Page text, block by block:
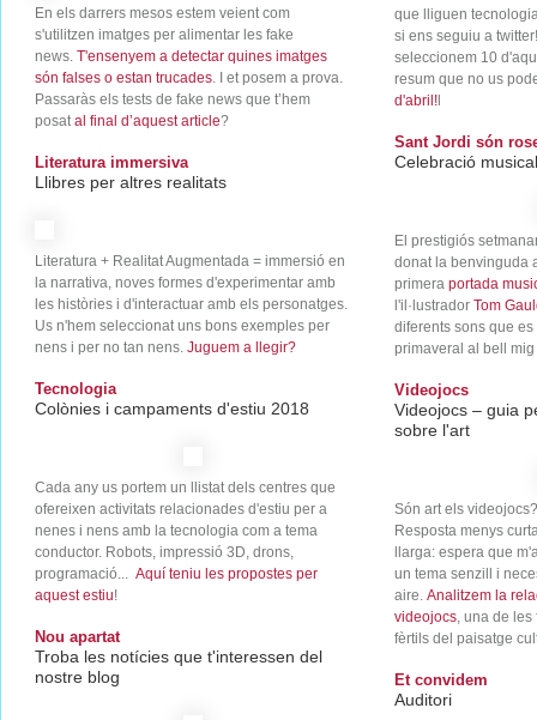
En els darrers mesos estem veient com
s'utilitzen imatges per alimentar les fake
news. T'ensenyem a detectar quines imatges
són falses o estan trucades. I et posem a prova.
Passaràs els tests de fake news que t’hem
posatal final d’aquest article?
Literatura immersiva
Llibres per altres realitats
Literatura + Realitat Augmentada = immersió en
la narrativa, noves formes d'experimentar amb
les històries i d'interactuar amb els personatges.
Us n'hem seleccionat uns bons exemples per
nens i per no tan nens. Juguem a llegir?
Tecnologia
Colònies i campaments d'estiu 2018
Cada any us portem un llistat dels centres que
ofereixen activitats relacionades d'estiu per a
nenes i nens amb la tecnologia com a tema
conductor. Robots, impressió 3D, drons,
programació... Aquí teniu les propostes per
aquest estiu!
Nou apartat
Troba les notícies que t'interessen del
nostre blog
que lliguen
si ens seguiu a
seleccionem 10
resum que no us
d'abril!
Sant Jordi són
Celebració
El prestigiós
donat la benvinguda
primera portada
l'il·lustrador Tom
diferents sons que
primaveral al bell
Videojocs
Videojocs – guia
sobre l'art
Són art els
Resposta menys
llarga: espera que
un tema senzill i
aire. Analitzem la
videojocs, una de les
fèrtils del paisatge
Et convidem
Auditori